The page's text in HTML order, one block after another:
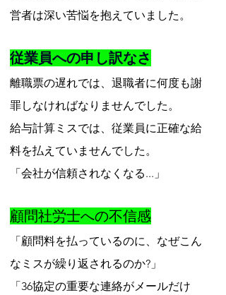
営者は深い苦悩を抱えていました。
従業員への申し訳なさ
離職票の遅れでは、退職者に何度も謝
罪しなければなりませんでした。
給与計算ミスでは、従業員に正確な給
料を払えていませんでした。
「会社が信頼されなくなる...」
顧問社労士への不信感
「顧問料を払っているのに、なぜこん
なミスが繰り返されるのか?」
「36協定の重要な連絡がメールだけ